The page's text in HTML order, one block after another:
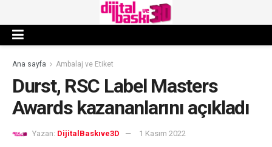
Ana sayfa Ambalaj ve Etiket
Durst, RSC Label Masters
Awards kazananlarını açıkladı
Yazan: DijitalBaskıve3D 1 Kasım 2022